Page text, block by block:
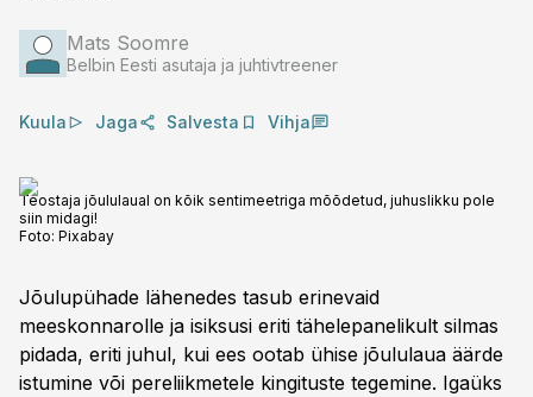
Mats Soomre
Belbin Eesti asutaja ja juhtivtreener
Kuula Jaga Salvesta Vihja
Teostaja jõululaual on kõik sentimeetriga mõõdetud, juhuslikku pole
siin midagi!
Foto: Pixabay
Jõulupühade lähenedes tasub erinevaid
meeskonnarolle ja isiksusi eriti tähelepanelikult silmas
pidada, eriti juhul, kui ees ootab ühise jõululaua äärde
istumine või pereliikmetele kingituste tegemine. Igaüks